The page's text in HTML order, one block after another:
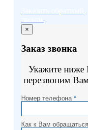
×
Заказ звонка
Укажите
перезвоним
Номер телефона *
Как к Вам